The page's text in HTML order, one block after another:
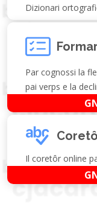
Dizionari
Par cognossi la
pai verps e la
Il coretôr online